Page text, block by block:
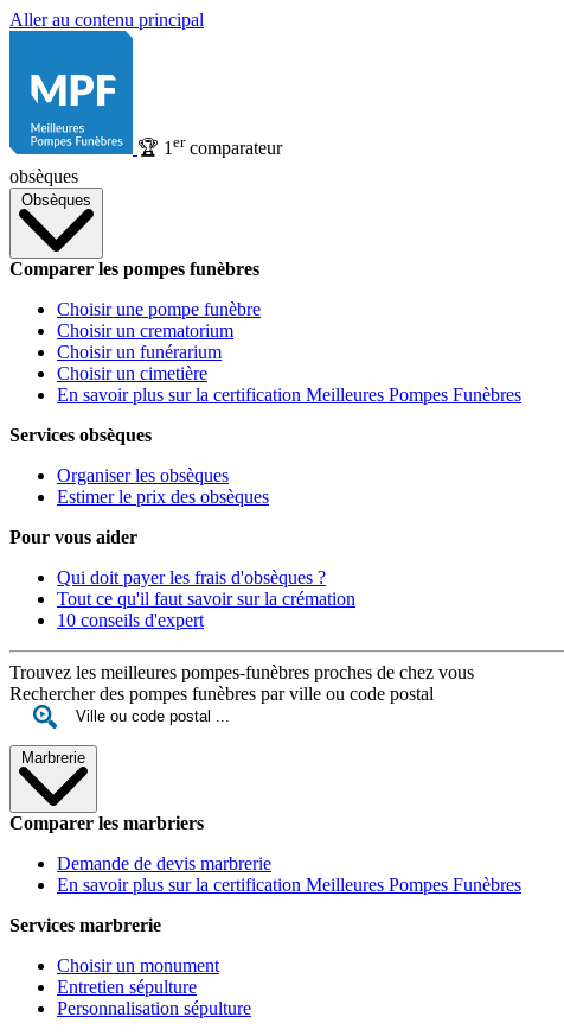
Aller au contenu principal
🏆 1 ercomparateur
obsèques
Obsèques
Comparer les pompes funèbres
Choisir une pompe funèbre
Choisir un crematorium
Choisir un funérarium
Choisir un cimetière
En savoir plus sur la certification Meilleures Pompes Funèbres
Services obsèques
Organiser les obsèques
Estimer le prix des obsèques
Pour vous aider
Qui doit payer les frais d'obsèques ?
Tout ce qu'il faut savoir sur la crémation
10 conseils d'expert
Trouvez les meilleures pompes-funèbres proches de chez vous
Rechercher des pompes funèbres par ville ou code postal
Marbrerie
Comparer les marbriers
Demande de devis marbrerie
En savoir plus sur la certification Meilleures Pompes Funèbres
Services marbrerie
Choisir un monument
Entretien sépulture
Personnalisation sépulture